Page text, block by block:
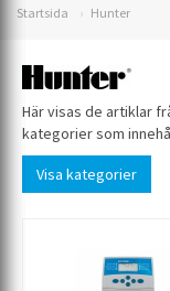
Startsida Hunter
Här visas de artiklar
kategorier som
Visa kategorier